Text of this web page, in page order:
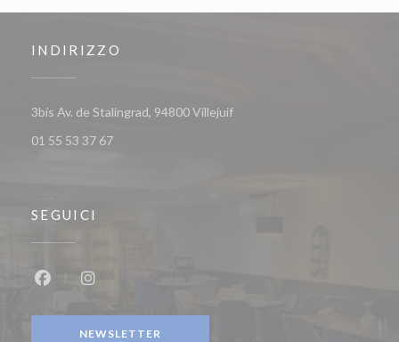
INDIRIZZO
3bis Av. de Stalingrad, 94800 Villejuif((apre una nuova finestra))
01 55 53 37 67
SEGUICI
NEWSLETTER